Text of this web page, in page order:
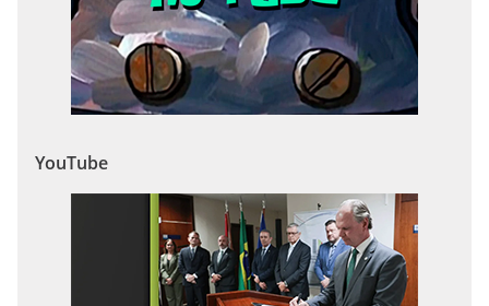
YouTube